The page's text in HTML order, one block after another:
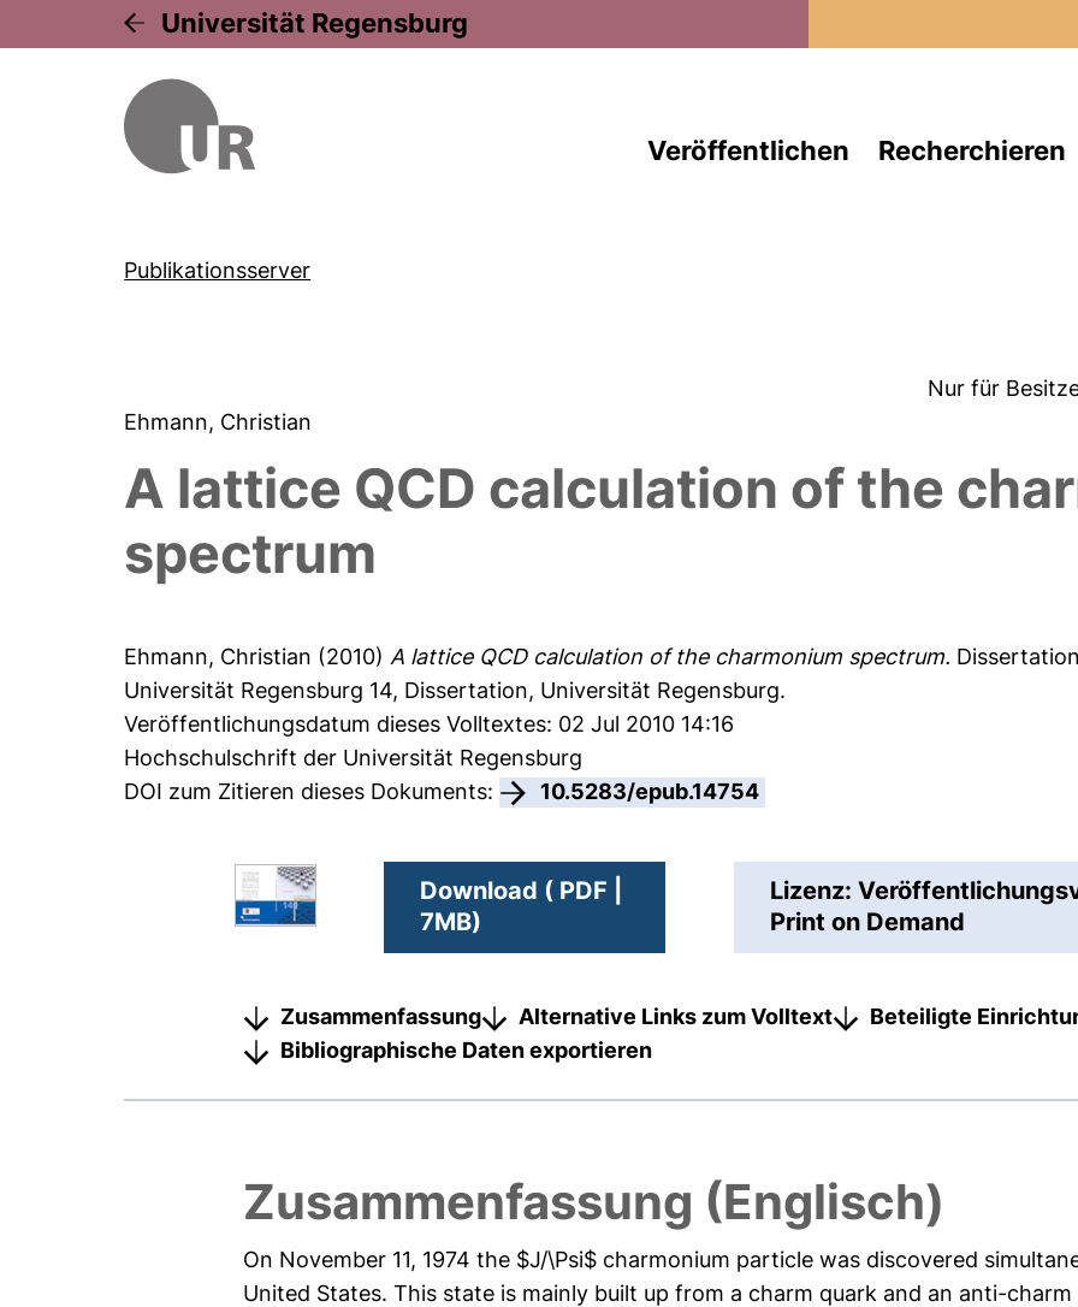
Universität Regensburg
Veröffentlichen Recherchieren
Publikationsserver
Nur für
Ehmann, Christian
A lattice QCD calculation of the
spectrum
Ehmann, Christian (2010)A lattice QCD calculation of the charmonium spectrum.
Universität Regensburg 14, Dissertation, Universität Regensburg.
Veröffentlichungsdatum dieses Volltextes: 02 Jul 2010 14:16
Hochschulschrift der Universität Regensburg
DOI zum Zitieren dieses Dokuments:
10.5283/epub.14754
Download ( PDF |
7MB)
Lizenz:
Print on Demand
Zusammenfassung Alternative Links zum Volltext Beteiligte
Bibliographische Daten exportieren
Zusammenfassung (Englisch)
On November 11, 1974 the $J/\Psi$ charmonium particle was discovered
United States. This state is mainly built up from a charm quark and an anti-